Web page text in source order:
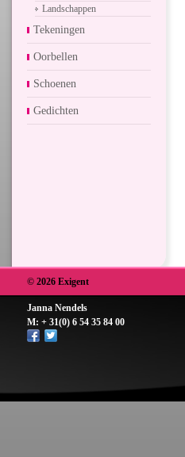
Landschappen
Tekeningen
Oorbellen
Schoenen
Gedichten
© 2026 Exigent
Janna Nendels
M: + 31(0) 6 54 35 84 00